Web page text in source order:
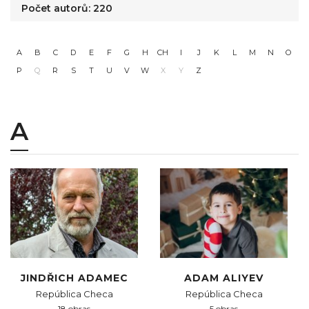
Počet autorů: 220
A B C D E F G H CH I J K L M N
O
P
Q R S T U V W X Y Z
A
JINDŘICH ADAMEC
República Checa
ADAM ALIYEV
República Checa